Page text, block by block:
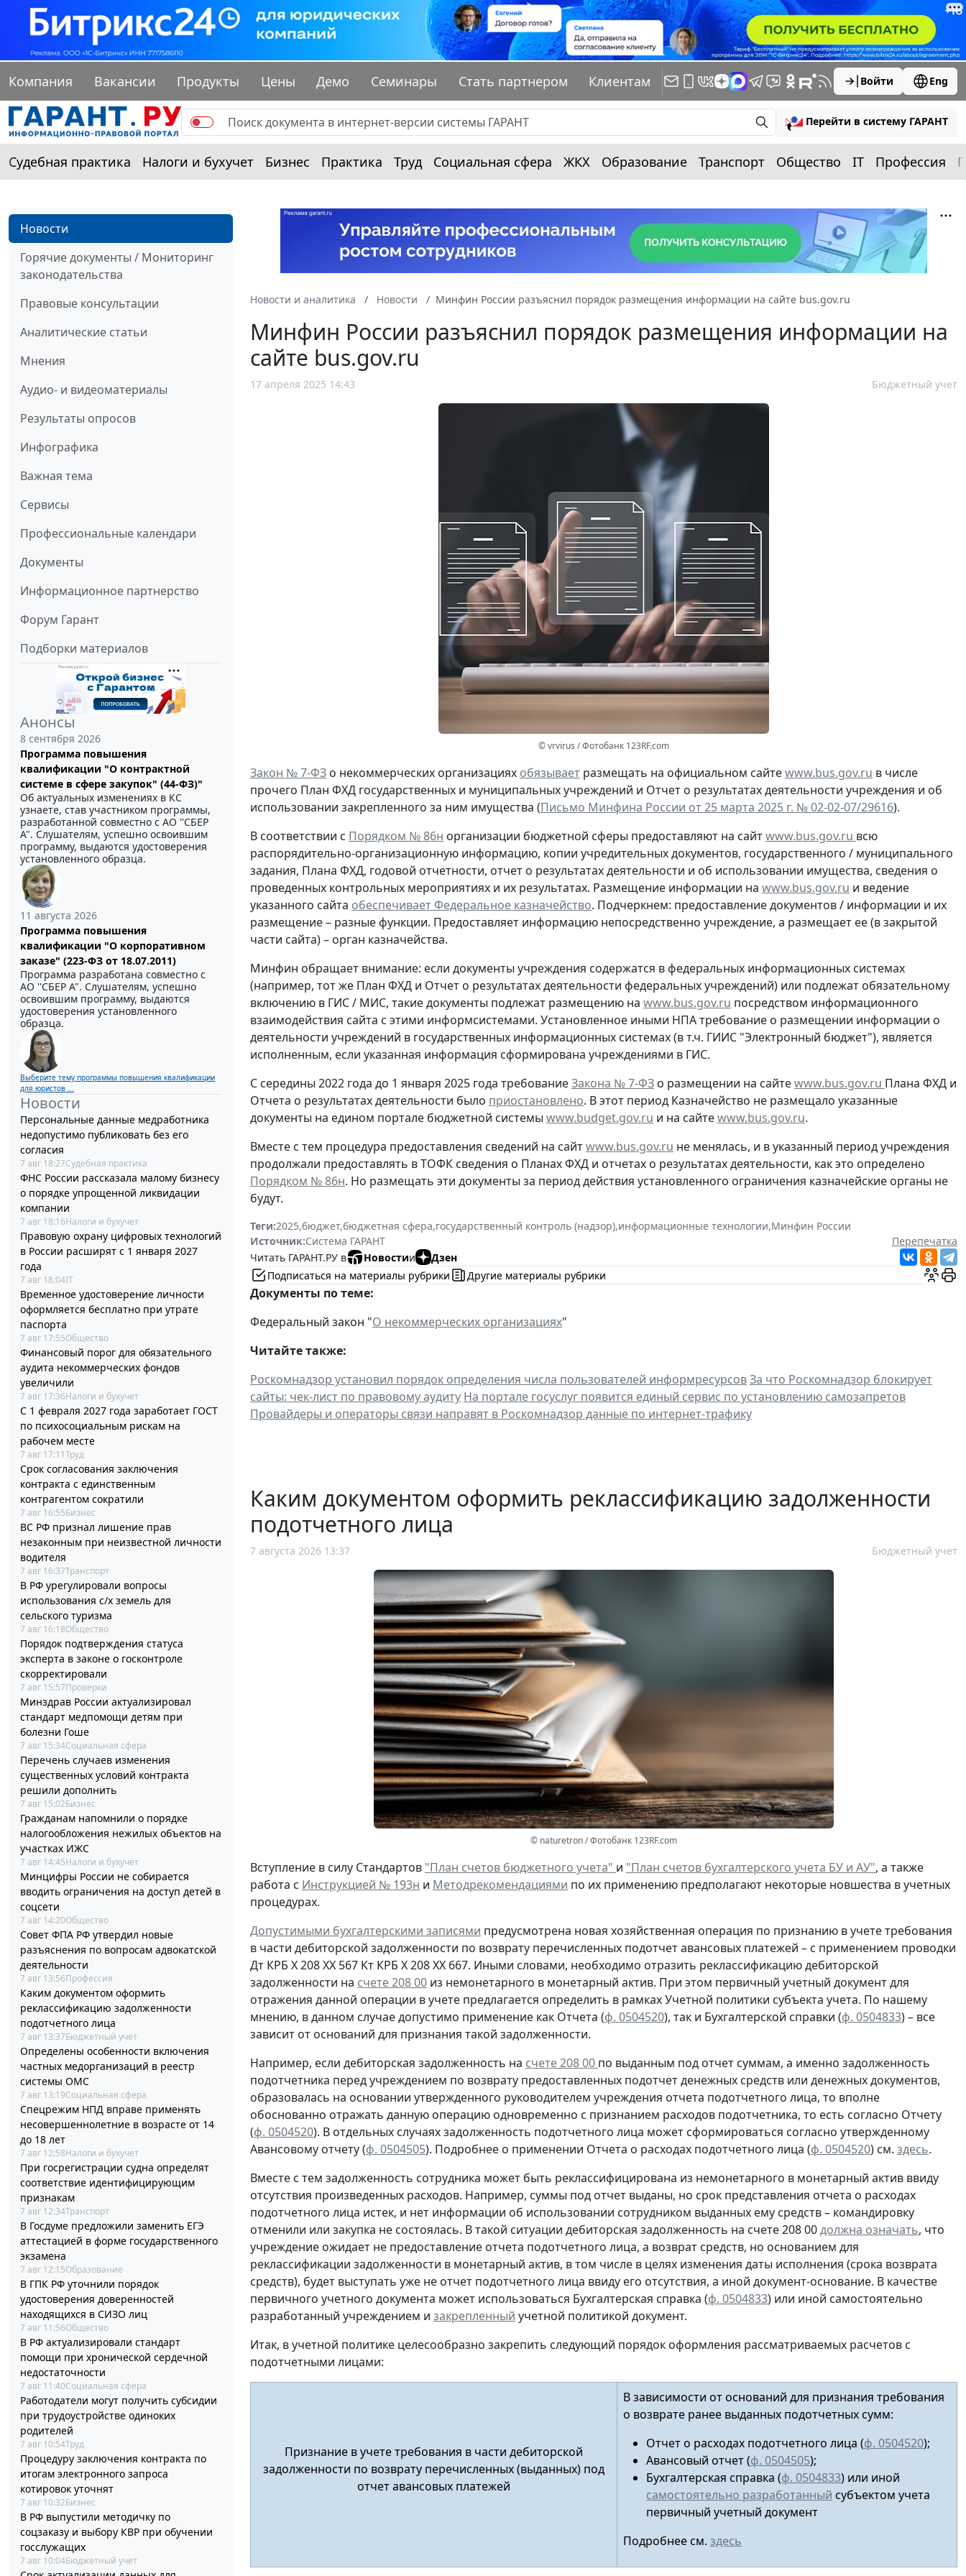
Компания Вакансии Продукты Цены Демо Семинары Стать партнером Клиентам Войти Eng
Перейти в систему ГАРАНТ
Судебная практика Налоги и бухучет Бизнес Практика Труд Социальная сфера ЖКХ Образование Транспорт Общество IT Профессия
Новости
Горячие документы / Мониторинг
законодательства
Правовые консультации
Аналитические статьи
Мнения
Аудио- и видеоматериалы
Результаты опросов
Инфографика
Важная тема
Сервисы
Профессиональные календари
Документы
Информационное партнерство
Форум Гарант
Подборки материалов
Анонсы
8 сентября 2026
Программа повышения
квалификации "О контрактной
системе в сфере закупок" (44-ФЗ)"
Об актуальных изменениях в КС
узнаете, став участником программы,
разработанной совместно с АО ''СБЕР
А". Слушателям, успешно освоившим
программу, выдаются удостоверения
установленного образца.
11 августа 2026
Программа повышения
квалификации "О корпоративном
заказе" (223-ФЗ от 18.07.2011)
Программа разработана совместно с
АО ''СБЕР А". Слушателям, успешно
освоившим программу, выдаются
удостоверения установленного
образца.
Выберите тему программы повышения квалификации
для юристов ...
Новости
Персональные данные медработника
недопустимо публиковать без его
согласия
7 авг 18:27Судебная практика
ФНС России рассказала малому бизнесу
о порядке упрощенной ликвидации
компании
7 авг 18:16Налоги и бухучет
Правовую охрану цифровых технологий
в России расширят с 1 января 2027
года
7 авг 18:04IT
Временное удостоверение личности
оформляется бесплатно при утрате
паспорта
7 авг 17:55Общество
Финансовый порог для обязательного
аудита некоммерческих фондов
увеличили
7 авг 17:36Налоги и бухучет
С 1 февраля 2027 года заработает ГОСТ
по психосоциальным рискам на
рабочем месте
7 авг 17:11Труд
Срок согласования заключения
контракта с единственным
контрагентом сократили
7 авг 16:55Бизнес
ВС РФ признал лишение прав
незаконным при неизвестной личности
водителя
7 авг 16:37Транспорт
В РФ урегулировали вопросы
использования с/х земель для
сельского туризма
7 авг 16:18Общество
Порядок подтверждения статуса
эксперта в законе о госконтроле
скорректировали
7 авг 15:57Проверки
Минздрав России актуализировал
стандарт медпомощи детям при
болезни Гоше
7 авг 15:34Социальная сфера
Перечень случаев изменения
существенных условий контракта
решили дополнить
7 авг 15:02Бизнес
Гражданам напомнили о порядке
налогообложения нежилых объектов на
участках ИЖС
7 авг 14:45Налоги и бухучет
Минцифры России не собирается
вводить ограничения на доступ детей в
соцсети
7 авг 14:20Общество
Совет ФПА РФ утвердил новые
разъяснения по вопросам адвокатской
деятельности
7 авг 13:56Профессия
Каким документом оформить
реклассификацию задолженности
подотчетного лица
7 авг 13:37Бюджетный учет
Определены особенности включения
частных медорганизаций в реестр
системы ОМС
7 авг 13:19Социальная сфера
Спецрежим НПД вправе применять
несовершеннолетние в возрасте от 14
до 18 лет
7 авг 12:58Налоги и бухучет
При госрегистрации судна определят
соответствие идентифицирующим
признакам
7 авг 12:34Транспорт
В Госдуме предложили заменить ЕГЭ
аттестацией в форме государственного
экзамена
7 авг 12:15Образование
В ГПК РФ уточнили порядок
удостоверения доверенностей
находящихся в СИЗО лиц
7 авг 11:56Общество
В РФ актуализировали стандарт
помощи при хронической сердечной
недостаточности
7 авг 11:40Социальная сфера
Работодатели могут получить субсидии
при трудоустройстве одиноких
родителей
7 авг 10:54Труд
Процедуру заключения контракта по
итогам электронного запроса
котировок уточнят
7 авг 10:32Бизнес
В РФ выпустили методичку по
соцзаказу и выбору КВР при обучении
госслужащих
7 авг 10:04Бюджетный учет
Новости и аналитика Новости Минфин России разъяснил порядок размещения информации на сайте bus.gov.ru
Минфин России разъяснил порядок размещения информации на
сайте bus.gov.ru
17 апреля 2025 14:43 Бюджетный учет
© vrvirus / Фотобанк 123RF.com
Закон № 7-ФЗ о некоммерческих организациях обязывает размещать на официальном сайтеwww.bus.gov.ru в числе
прочего План ФХД государственных и муниципальных учреждений и Отчет о результатах деятельности учреждения и об
использовании закрепленного за ним имущества (Письмо Минфина России от 25 марта 2025 г. № 02-02-07/29616).
В соответствии с Порядком № 86н организации бюджетной сферы предоставляют на сайтwww.bus.gov.ru всю
распорядительно-организационную информацию, копии учредительных документов, государственного / муниципального
задания, Плана ФХД, годовой отчетности, отчет о результатах деятельности и об использовании имущества, сведения о
проведенных контрольных мероприятиях и их результатах. Размещение информации на www.bus.gov.ru и ведение
указанного сайта обеспечивает Федеральное казначейство. Подчеркнем: предоставление документов / информации и их
размещение – разные функции. Предоставляет информацию непосредственно учреждение, а размещает ее (в закрытой
части сайта) – орган казначейства.
Минфин обращает внимание: если документы учреждения содержатся в федеральных информационных системах
(например, тот же План ФХД и Отчет о результатах деятельности федеральных учреждений) или подлежат обязательному
включению в ГИС / МИС, такие документы подлежат размещению на www.bus.gov.ru посредством информационного
взаимодействия сайта с этими информсистемами. Установленное иными НПА требование о размещении информации о
деятельности учреждений в государственных информационных системах (в т.ч. ГИИС "Электронный бюджет"), является
исполненным, если указанная информация сформирована учреждениями в ГИС.
С середины 2022 года до 1 января 2025 года требованиеЗакона № 7-ФЗ о размещении на сайтеwww.bus.gov.ru Плана ФХД и
Отчета о результатах деятельности было приостановлено. В этот период Казначейство не размещало указанные
документы на едином портале бюджетной системы www.budget.gov.ru и на сайтеwww.bus.gov.ru.
Вместе с тем процедура предоставления сведений на сайтwww.bus.gov.ru не менялась, и в указанный период учреждения
продолжали предоставлять в ТОФК сведения о Планах ФХД и отчетах о результатах деятельности, как это определено
Порядком № 86н. Но размещать эти документы за период действия установленного ограничения казначейские органы не
будут.
Теги:2025,бюджет,бюджетная сфера,государственный контроль (надзор),информационные технологии,Минфин России
Источник:Система ГАРАНТ
Перепечатка
Читать ГАРАНТ.РУ в
Новостии
Дзен
Подписаться на материалы рубрики
Другие материалы рубрики
Документы по теме:
Федеральный закон "О некоммерческих организациях"
Читайте также:
Роскомнадзор установил порядок определения числа пользователей информресурсовЗа что Роскомнадзор блокирует
сайты: чек-лист по правовому аудиту На портале госуслуг появится единый сервис по установлению самозапретов
Провайдеры и операторы связи направят в Роскомнадзор данные по интернет-трафику
Каким документом оформить реклассификацию задолженности
подотчетного лица
7 августа 2026 13:37 Бюджетный учет
© naturetron / Фотобанк 123RF.com
Вступление в силу Стандартов "План счетов бюджетного учета" и "План счетов бухгалтерского учета БУ и АУ", а также
работа с Инструкцией № 193н и Методрекомендациями по их применению предполагают некоторые новшества в учетных
процедурах.
Допустимыми бухгалтерскими записями предусмотрена новая хозяйственная операция по признанию в учететребования
в части дебиторской задолженности по возврату перечисленных подотчет авансовых платежей – с применением проводки
Дт КРБ Х 208 ХХ 567 Кт КРБ Х 208 ХХ 667. Иными словами, необходимо отразить реклассификацию дебиторской
задолженности на счете 208 00 из немонетарного в монетарный актив. При этом первичный учетный документ для
отражения данной операции в учете предлагается определить в рамках Учетной политики субъекта учета. По нашему
мнению, в данном случае допустимо применение как Отчета (ф. 0504520), так и Бухгалтерской справки (ф. 0504833) – все
зависит от оснований для признания такой задолженности.
Например, если дебиторская задолженность на счете 208 00 по выданным под отчет суммам, а именно задолженность
подотчетника перед учреждением по возврату предоставленных подотчет денежных средств или денежных документов,
образовалась на основании утвержденного руководителем учреждения отчета подотчетного лица, то вполне
обоснованно отражать данную операцию одновременно с признанием расходов подотчетника, то есть согласно Отчету
(ф. 0504520). В отдельных случаях задолженность подотчетного лица может сформироваться согласно утвержденному
Авансовому отчету(ф. 0504505). Подробнее о применении Отчета о расходах подотчетного лица (ф. 0504520) см. здесь.
Вместе с тем задолженность сотрудника может быть реклассифицирована из немонетарного в монетарный актив ввиду
отсутствия произведенных расходов. Например, суммы под отчет выданы, но срок представления отчета о расходах
подотчетного лица истек, и нет информации об использовании сотрудником выданных ему средств – командировку
отменили или закупка не состоялась. В такой ситуации дебиторская задолженность на счете 208 00должна означать, что
учреждение ожидает не предоставление отчета подотчетного лица, а возврат средств, но основанием для
реклассификации задолженности в монетарный актив, в том числе в целях изменения даты исполнения (срока возврата
средств), будет выступать уже не отчет подотчетного лица ввиду его отсутствия, а иной документ-основание. В качестве
первичного учетного документа может использоваться Бухгалтерская справка (ф. 0504833) или иной самостоятельно
разработанный учреждением и закрепленный учетной политикой документ.
Итак, в учетной политике целесообразно закрепить следующий порядок оформления рассматриваемых расчетов с
подотчетными лицами:
Признание в учете требования в части дебиторской
задолженности по возврату перечисленных (выданных) под
отчет авансовых платежей
В зависимости от оснований для признания требования
о возврате ранее выданных подотчетных сумм:
Отчет о расходах подотчетного лица (ф. 0504520);
Авансовый отчет(ф. 0504505);
Бухгалтерская справка (ф. 0504833) или иной
самостоятельно разработанный субъектом учета
первичный учетный документ
Подробнее см. здесь